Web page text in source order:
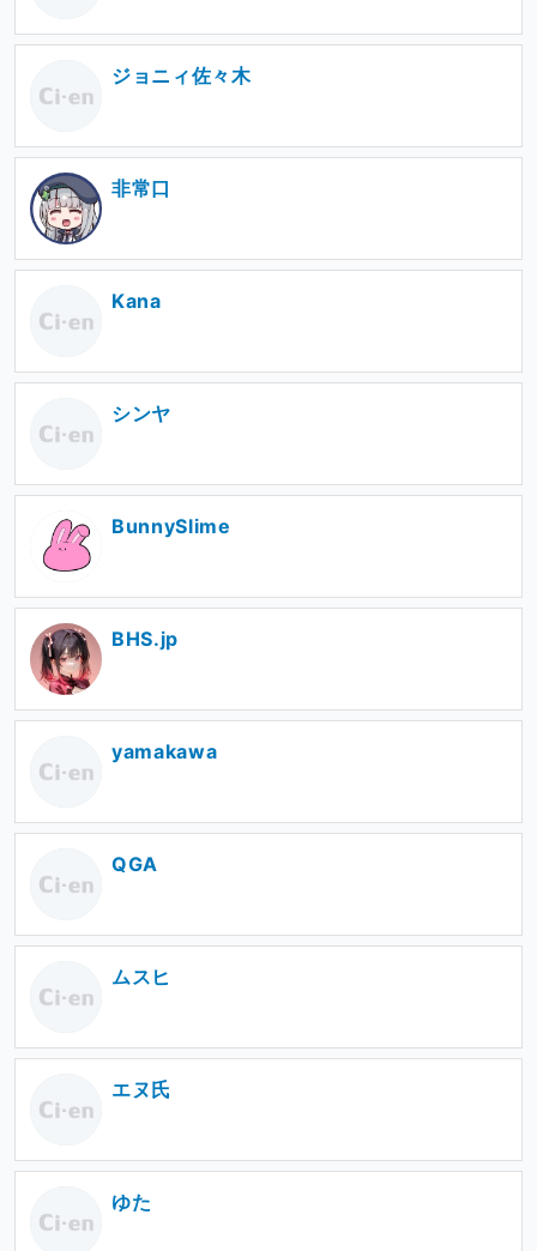
ジョニィ佐々木
非常口
Kana
シンヤ
BunnySlime
BHS.jp
yamakawa
QGA
ムスヒ
エヌ氏
ゆた